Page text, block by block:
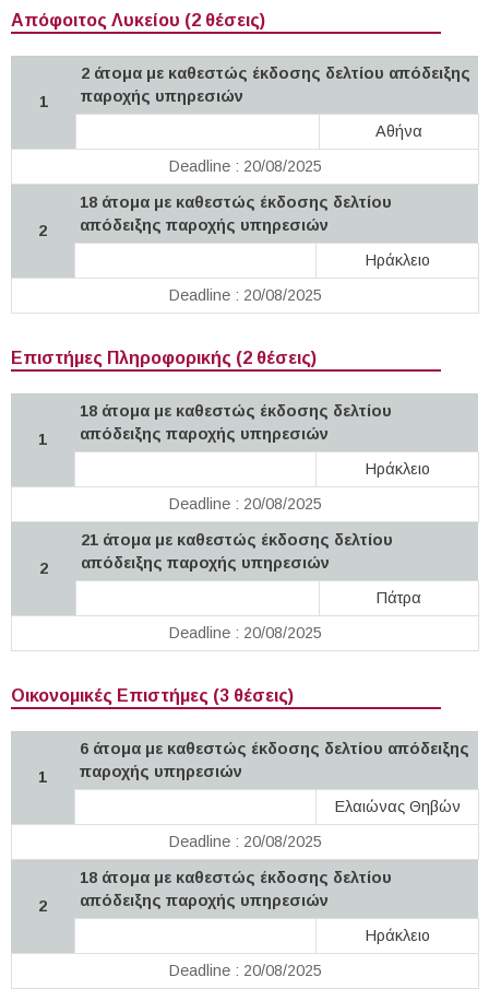
Απόφοιτος Λυκείου (2 θέσεις)
1
2 άτομα με καθεστώς έκδοσης δελτίου απόδειξης
παροχής υπηρεσιών
Αθήνα
Deadline : 20/08/2025
2
18 άτομα με καθεστώς έκδοσης δελτίου
απόδειξης παροχής υπηρεσιών
Ηράκλειο
Deadline : 20/08/2025
Επιστήμες Πληροφορικής (2 θέσεις)
1
18 άτομα με καθεστώς έκδοσης δελτίου
απόδειξης παροχής υπηρεσιών
Ηράκλειο
Deadline : 20/08/2025
2
21 άτομα με καθεστώς έκδοσης δελτίου
απόδειξης παροχής υπηρεσιών
Πάτρα
Deadline : 20/08/2025
Οικονομικές Επιστήμες (3 θέσεις)
1
6 άτομα με καθεστώς έκδοσης δελτίου απόδειξης
παροχής υπηρεσιών
Ελαιώνας Θηβών
Deadline : 20/08/2025
2
18 άτομα με καθεστώς έκδοσης δελτίου
απόδειξης παροχής υπηρεσιών
Ηράκλειο
Deadline : 20/08/2025